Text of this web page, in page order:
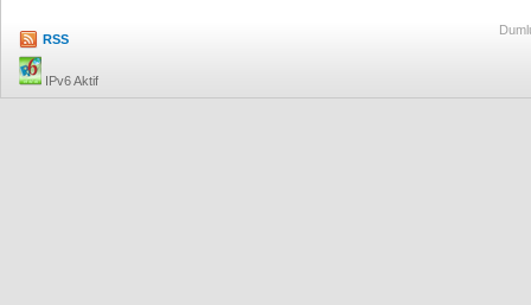
RSS
IPv6 Aktif